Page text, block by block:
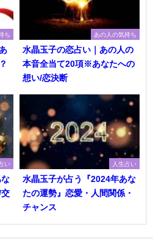
ち あの人の気持ち
水晶玉子の恋占い｜あの人の
本音全当て20項※あなたへの
想い/恋決断
い 人生占い
水晶玉子が占う『2024年あな
たの運勢』恋愛・人間関係・
チャンス